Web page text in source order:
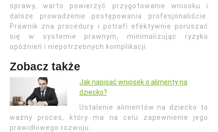
sprawy, warto powierzyć przygotowanie wniosku i
dalsze prowadzenie postępowania profesjonaliście.
Prawnik zna procedury i potrafi efektywnie poruszać
się w systemie prawnym, minimalizując ryzyko
opóźnień i niepotrzebnych komplikacji.
Zobacz także
Jak napisać wniosek o alimenty na
dziecko?
Ustalenie alimentów na dziecko to
ważny proces, który ma na celu zapewnienie jego
prawidłowego rozwoju…